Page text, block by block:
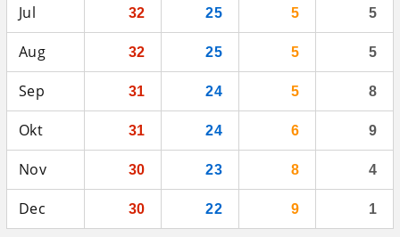
Jul 32 25 5 5
Aug 32 25 5 5
Sep 31 24 5 8
Okt 31 24 6 9
Nov 30 23 8 4
Dec 30 22 9 1